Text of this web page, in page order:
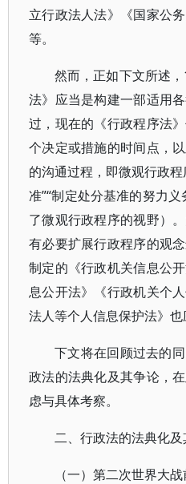
立行政法人法》《国家公
等。
然而，正如下文所述
法》应当是构建一部适用
过，现在的《行政程序法
个决定或措施的时间点，
的沟通过程，即微观行政
准”“制定处分基准的努力
了微观行政程序的视野）
有必要扩展行政程序的观
制定的《行政机关信息公
息公开法》《行政机关个
法人等个人信息保护法》也
下文将在回顾过去的
政法的法典化及其争论，
虑与具体考察。
二、行政法的法典化
（一）第二次世界大